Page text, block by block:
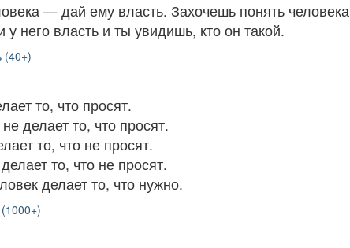
— дай ему власть. Захочешь понять человека
него власть и ты увидишь, кто он такой.
(40+)
то, что просят.
делает то, что просят.
то, что не просят.
то, что не просят.
делает то, что нужно.